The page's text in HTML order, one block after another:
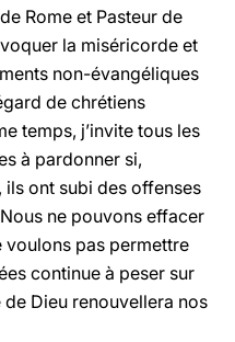
Rome et Pasteur de
la miséricorde et
non-évangéliques
de chrétiens
temps, j’invite tous les
à pardonner si,
ils ont subi des offenses
ne pouvons effacer
voulons pas permettre
continue à peser sur
Dieu renouvellera nos